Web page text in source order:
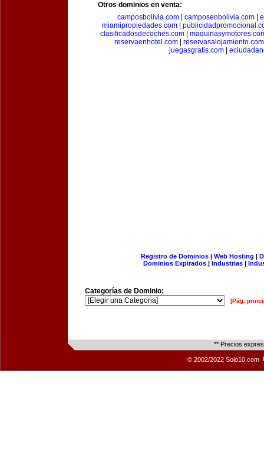
Otros dominios en venta:
camposbolivia.com| camposenbolivia.com|
miamipropiedades.com
clasificadosdecoches.com
reservaenhotel.com| reservasalojamiento.com
juegasgratis.com|
Registro de Dominios| Web Hosting |
Dominios Expirados | Industrias |
Categorías de Dominio:
[Pág.
** Precios
© 2002/2022 Solo10.com